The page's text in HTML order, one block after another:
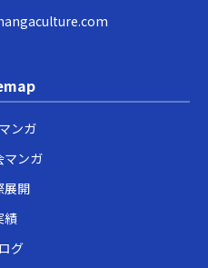
ンガ
マンガ
展開
績
グ